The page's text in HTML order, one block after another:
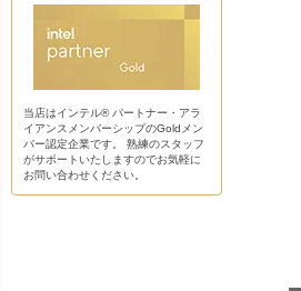
当店はインテル® パートナー・アラ
イアンスメンバーシップのGoldメン
バー認定企業です。 熟練のスタッフ
がサポートいたしますのでお気軽に
お問い合わせください。